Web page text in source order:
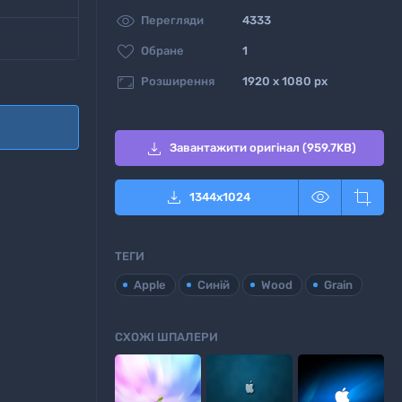
 Перегляди 4333
 Обране 1
 Розширення 1920 x 1080 px
 Завантажити оригінал (959.7KB)
 1344x1024  
ТЕГИ
Apple Синій Wood Grain
СХОЖІ ШПАЛЕРИ